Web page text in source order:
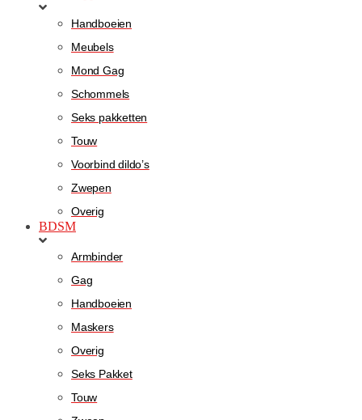
Handboeien
Meubels
Mond Gag
Schommels
Seks pakketten
Touw
Voorbind dildo’s
Zwepen
Overig
BDSM
Armbinder
Gag
Handboeien
Maskers
Overig
Seks Pakket
Touw